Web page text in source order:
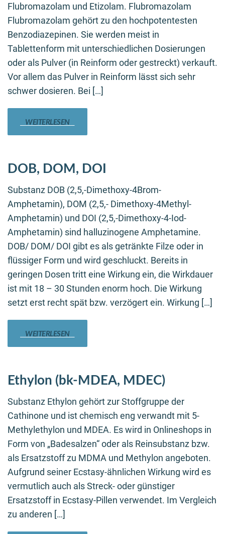
Flubromazolam und Etizolam. Flubromazolam
Flubromazolam gehört zu den hochpotentesten
Benzodiazepinen. Sie werden meist in
Tablettenform mit unterschiedlichen Dosierungen
oder als Pulver (in Reinform oder gestreckt) verkauft.
Vor allem das Pulver in Reinform lässt sich sehr
schwer dosieren. Bei […]
WEITERLESEN
DOB, DOM, DOI
Substanz DOB (2,5,-Dimethoxy-4Brom-
Amphetamin), DOM (2,5,- Dimethoxy-4Methyl-
Amphetamin) und DOI (2,5,-Dimethoxy-4-Iod-
Amphetamin) sind halluzinogene Amphetamine.
DOB/ DOM/ DOI gibt es als getränkte Filze oder in
flüssiger Form und wird geschluckt. Bereits in
geringen Dosen tritt eine Wirkung ein, die Wirkdauer
ist mit 18 – 30 Stunden enorm hoch. Die Wirkung
setzt erst recht spät bzw. verzögert ein. Wirkung […]
WEITERLESEN
Ethylon (bk-MDEA, MDEC)
Substanz Ethylon gehört zur Stoffgruppe der
Cathinone und ist chemisch eng verwandt mit 5-
Methylethylon und MDEA. Es wird in Onlineshops in
Form von „Badesalzen“ oder als Reinsubstanz bzw.
als Ersatzstoff zu MDMA und Methylon angeboten.
Aufgrund seiner Ecstasy-ähnlichen Wirkung wird es
vermutlich auch als Streck- oder günstiger
Ersatzstoff in Ecstasy-Pillen verwendet. Im Vergleich
zu anderen […]